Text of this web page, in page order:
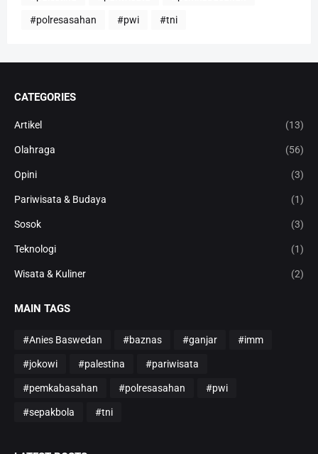
#polresasahan #pwi #tni
CATEGORIES
Artikel (13)
Olahraga (56)
Opini (3)
Pariwisata & Budaya (1)
Sosok (3)
Teknologi (1)
Wisata & Kuliner (2)
MAIN TAGS
#Anies Baswedan #baznas #ganjar #imm
#jokowi #palestina #pariwisata
#pemkabasahan #polresasahan #pwi
#sepakbola #tni